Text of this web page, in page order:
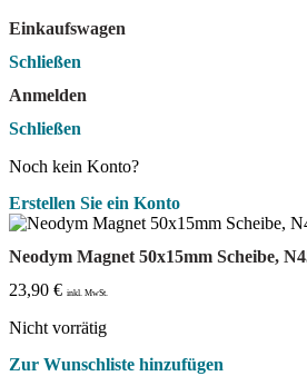
Einkaufswagen
Schließen
Anmelden
Schließen
Noch kein Konto?
Erstellen Sie ein Konto
Neodym Magnet 50x15mm Scheibe,
23,90 € inkl. MwSt.
Nicht vorrätig
Zur Wunschliste hinzufügen